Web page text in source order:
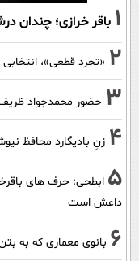
1 باقر خرازی؛ چندان
2 «تجرد قطعی»،
3 حضور محمدجواد ظریف
4 زنِ بادیگارد محافظ
5 ابطحی: حرف های
داعش است
6 بانوی معماری که به بتن